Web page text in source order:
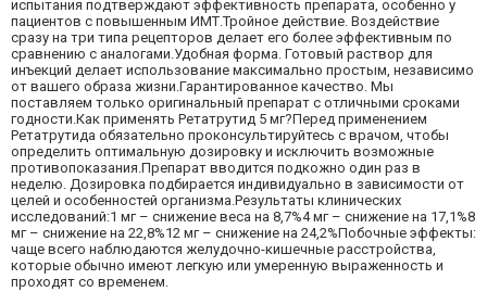
испытания подтверждают эффективность препарата, особенно у
пациентов с повышенным ИМТ.Тройное действие. Воздействие
сразу на три типа рецепторов делает его более эффективным по
сравнению с аналогами.Удобная форма. Готовый раствор для
инъекций делает использование максимально простым, независимо
от вашего образа жизни.Гарантированное качество. Мы
поставляем только оригинальный препарат с отличными сроками
годности.Как применять Ретатрутид 5 мг?Перед применением
Ретатрутида обязательно проконсультируйтесь с врачом, чтобы
определить оптимальную дозировку и исключить возможные
противопоказания.Препарат вводится подкожно один раз в
неделю. Дозировка подбирается индивидуально в зависимости от
целей и особенностей организма.Результаты клинических
исследований:1 мг – снижение веса на 8,7%4 мг – снижение на 17,1%8
мг – снижение на 22,8%12 мг – снижение на 24,2%Побочные эффекты:
чаще всего наблюдаются желудочно-кишечные расстройства,
которые обычно имеют легкую или умеренную выраженность и
проходят со временем.